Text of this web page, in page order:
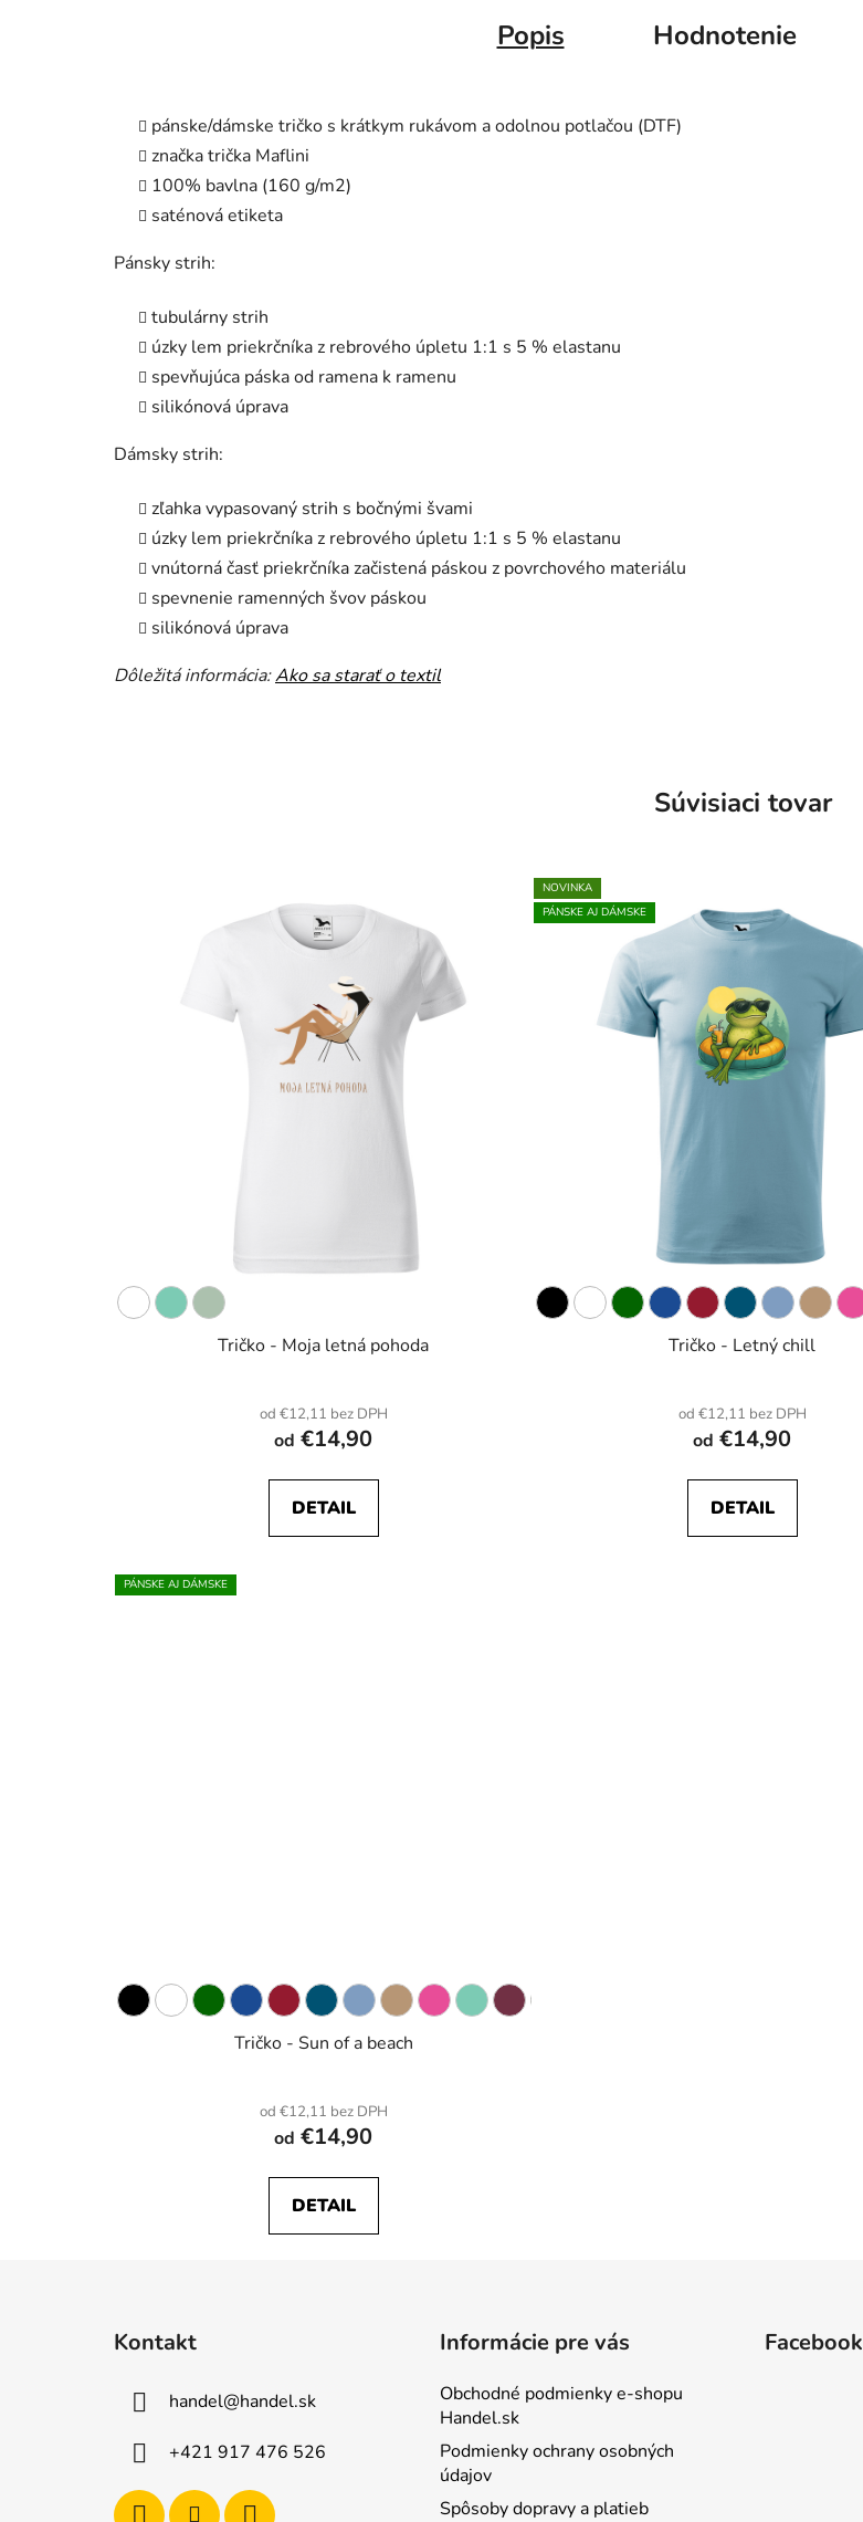
Popis Hodnotenie
pánske/dámske tričko s krátkym rukávom a odolnou potlačou (DTF)
značka trička Maflini
100% bavlna (160 g/m2)
saténová etiketa
Pánsky strih:
tubulárny strih
úzky lem priekrčníka z rebrového úpletu 1:1 s 5 % elastanu
spevňujúca páska od ramena k ramenu
silikónová úprava
Dámsky strih:
zľahka vypasovaný strih s bočnými švami
úzky lem priekrčníka z rebrového úpletu 1:1 s 5 % elastanu
vnútorná časť priekrčníka začistená páskou z povrchového materiálu
spevnenie ramenných švov páskou
silikónová úprava
Dôležitá informácia:Ako sa starať o textil
Súvisiaci tovar
Tričko - Moja letná pohoda
od €12,11 bez DPH
od €14,90
DETAIL
NOVINKA
PÁNSKE AJ DÁMSKE
Tričko - Letný chill
od €12,11 bez DPH
od €14,90
DETAIL
PÁNSKE AJ DÁMSKE
Tričko - Sun of a beach
od €12,11 bez DPH
od €14,90
DETAIL
Kontakt
handel@handel.sk
+421 917 476 526
Informácie pre vás
Obchodné podmienky e-shopu
Handel.sk
Podmienky ochrany osobných
údajov
Spôsoby dopravy a platieb
Facebook